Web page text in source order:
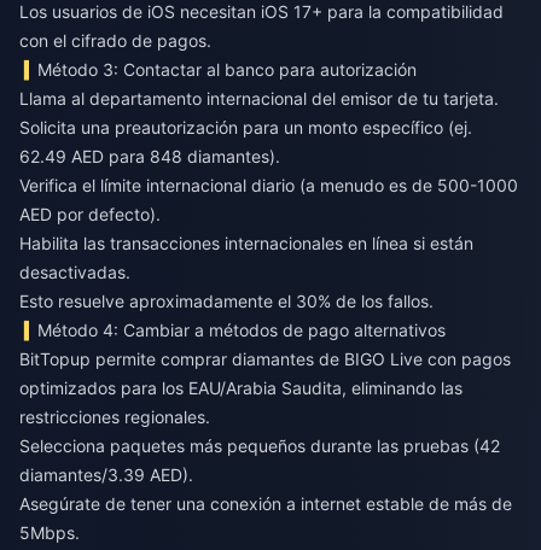
Los usuarios de iOS necesitan iOS 17+ para la compatibilidad
con el cifrado de pagos.
Método 3: Contactar al banco para autorización
Llama al departamento internacional del emisor de tu tarjeta.
Solicita una preautorización para un monto específico (ej.
62.49 AED para 848 diamantes).
Verifica el límite internacional diario (a menudo es de 500-1000
AED por defecto).
Habilita las transacciones internacionales en línea si están
desactivadas.
Esto resuelve aproximadamente el 30% de los fallos.
Método 4: Cambiar a métodos de pago alternativos
BitTopup permite comprar diamantes de BIGO Live con pagos
optimizados para los EAU/Arabia Saudita, eliminando las
restricciones regionales.
Selecciona paquetes más pequeños durante las pruebas (42
diamantes/3.39 AED).
Asegúrate de tener una conexión a internet estable de más de
5Mbps.